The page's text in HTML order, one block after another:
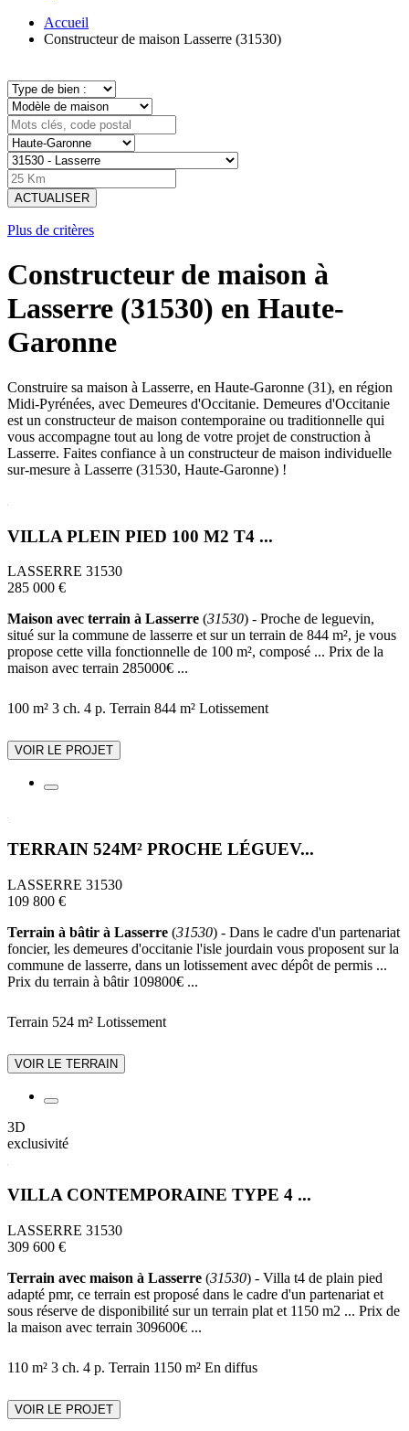
Accueil
Constructeur de maison Lasserre (31530)
ACTUALISER
Plus de critères
Constructeur de maison à
Lasserre (31530) en Haute-
Garonne
Construire sa maison à Lasserre, en Haute-Garonne (31), en région
Midi-Pyrénées, avec Demeures d'Occitanie. Demeures d'Occitanie
est un constructeur de maison contemporaine ou traditionnelle qui
vous accompagne tout au long de votre projet de construction à
Lasserre. Faites confiance à un constructeur de maison individuelle
sur-mesure à Lasserre (31530, Haute-Garonne) !
VILLA PLEIN PIED 100 M2 T4 ...
LASSERRE 31530
285 000 €
Maison avec terrain à Lasserre (31530) - Proche de leguevin,
situé sur la commune de lasserre et sur un terrain de 844 m², je vous
propose cette villa fonctionnelle de 100 m², composé ... Prix de la
maison avec terrain 285000€ ...
100 m² 3 ch. 4 p. Terrain 844 m² Lotissement
VOIR LE PROJET
TERRAIN 524M² PROCHE LÉGUEV...
LASSERRE 31530
109 800 €
Terrain à bâtir à Lasserre (31530) - Dans le cadre d'un partenariat
foncier, les demeures d'occitanie l'isle jourdain vous proposent sur la
commune de lasserre, dans un lotissement avec dépôt de permis ...
Prix du terrain à bâtir 109800€ ...
Terrain 524 m² Lotissement
VOIR LE TERRAIN
3D
exclusivité
VILLA CONTEMPORAINE TYPE 4 ...
LASSERRE 31530
309 600 €
Terrain avec maison à Lasserre (31530) - Villa t4 de plain pied
adapté pmr, ce terrain est proposé dans le cadre d'un partenariat et
sous réserve de disponibilité sur un terrain plat et 1150 m2 ... Prix de
la maison avec terrain 309600€ ...
110 m² 3 ch. 4 p. Terrain 1150 m² En diffus
VOIR LE PROJET